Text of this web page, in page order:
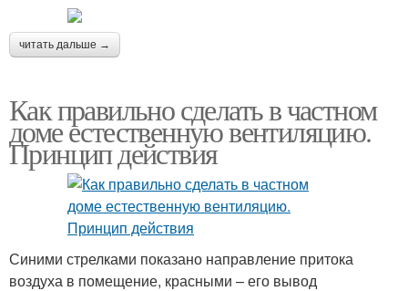
читать дальше →
Как правильно сделать в частном
доме естественную вентиляцию.
Принцип действия
Синими стрелками показано направление притока
воздуха в помещение, красными – его вывод